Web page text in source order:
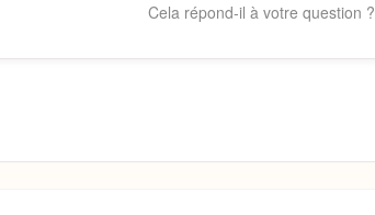
Cela répond-il à votre question ?